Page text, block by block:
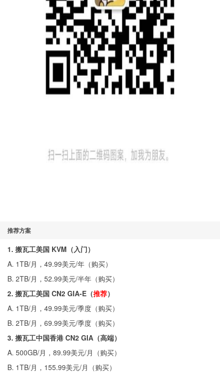
推荐方案
1. 搬瓦工美国 KVM（入门）
A. 1TB/月，49.99美元/年（购买）
B. 2TB/月，52.99美元/半年（购买）
2. 搬瓦工美国 CN2 GIA-E（推荐）
A. 1TB/月，49.99美元/季度（购买）
B. 2TB/月，69.99美元/季度（购买）
3. 搬瓦工中国香港 CN2 GIA（高端）
A. 500GB/月，89.99美元/月（购买）
B. 1TB/月，155.99美元/月（购买）